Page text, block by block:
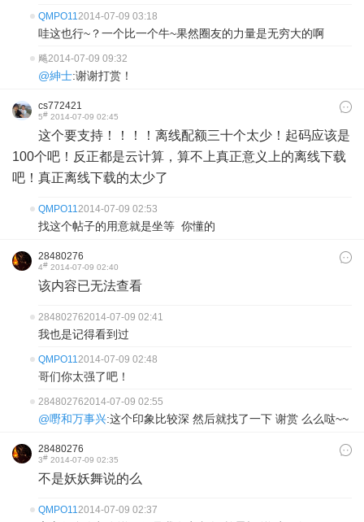
QMPO112014-07-09 03:18
哇这也行~？一个比一个牛~果然圈友的力量是无穷大的啊
飚2014-07-09 09:32
@紳士:谢谢打赏！
cs772421
5# 2014-07-09 02:45
这个要支持！！！！离线配额三十个太少！起码应该是
100个吧！反正都是云计算，算不上真正意义上的离线下载
吧！真正离线下载的太少了
QMPO112014-07-09 02:53
找这个帖子的用意就是坐等 你懂的
28480276
4# 2014-07-09 02:40
该内容已无法查看
284802762014-07-09 02:41
我也是记得看到过
QMPO112014-07-09 02:48
哥们你太强了吧！
284802762014-07-09 02:55
@嘢和万事兴:这个印象比较深 然后就找了一下 谢赏 么么哒~~
28480276
3# 2014-07-09 02:35
不是妖妖舞说的么
QMPO112014-07-09 02:37